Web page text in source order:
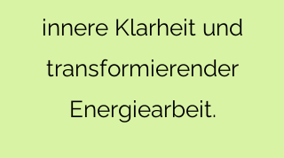
innere Klarheit und
transformierender
Energiearbeit.